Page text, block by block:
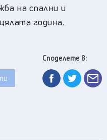
на спални и
година.
Споделете в: